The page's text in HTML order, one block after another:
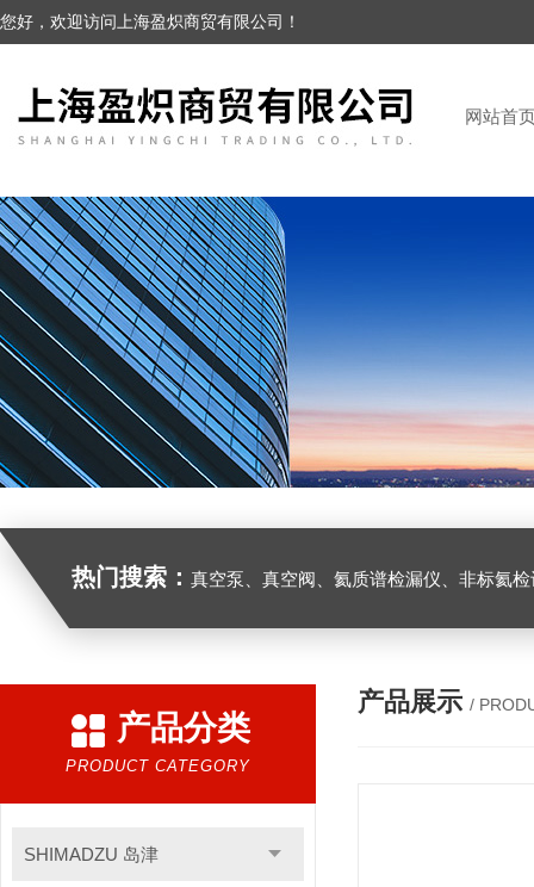
您好，欢迎访问上海盈炽商贸有限公司！
网站首
热门搜索： 真空泵、真空阀、氦质谱检漏仪、非标氦检
产品分类
PRODUCT CATEGORY
SHIMADZU 岛津
产品展示 /